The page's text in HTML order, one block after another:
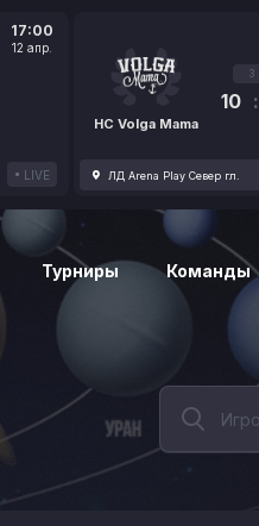
17:00
12 апр.
LIVE
HC Volga Mama
3
10 :
ЛД Arena Play Север гл.
Турниры Команды